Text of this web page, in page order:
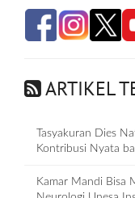
ARTIKEL
Tasyakuran Dies
Kontribusi Nyata
Kamar Mandi Bisa